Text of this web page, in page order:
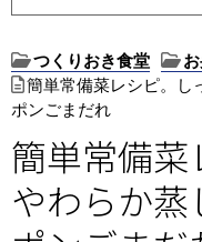
つくりおき食堂
簡単常備菜レシピ。し
ポンごまだれ
簡単常備菜
やわらか蒸